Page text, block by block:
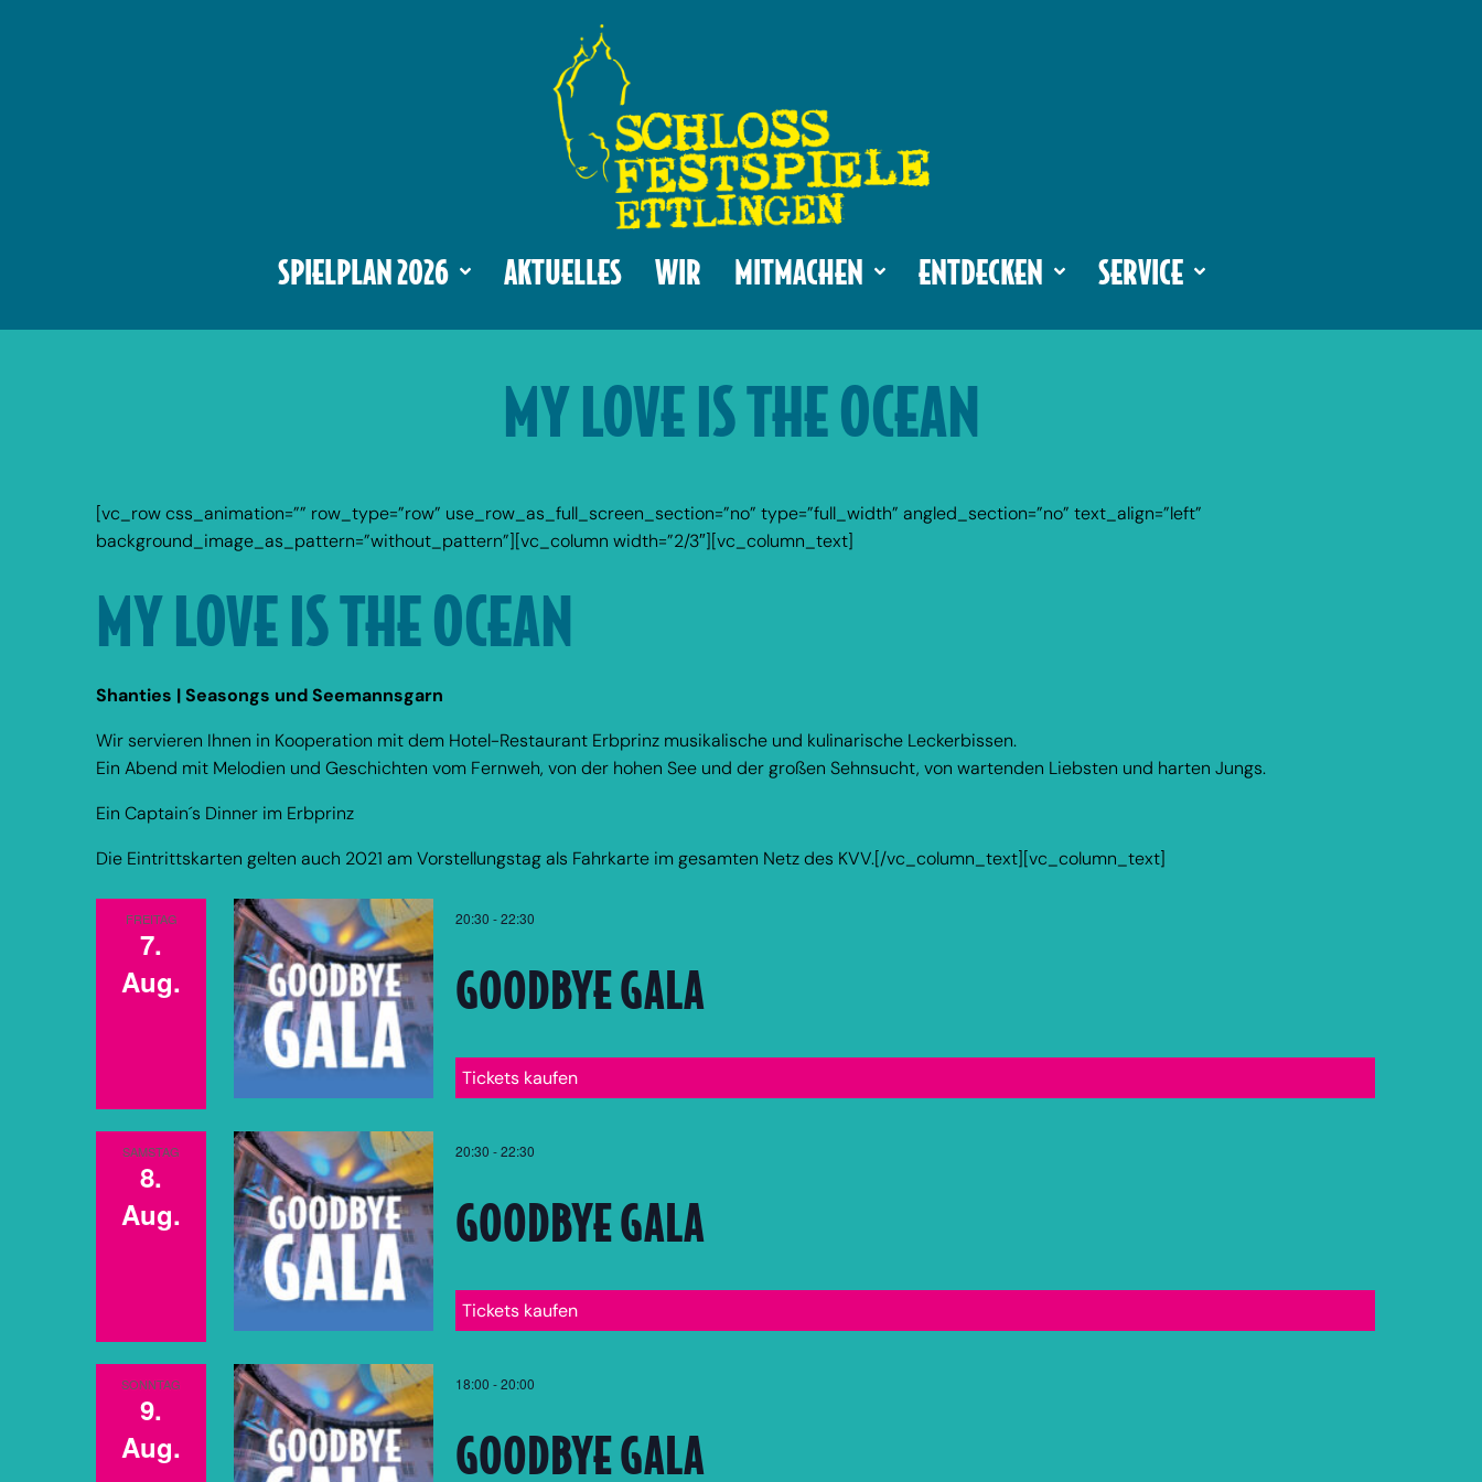
SPIELPLAN 2026 AKTUELLES WIR MITMACHEN ENTDECKEN SERVICE
MY LOVE IS THE OCEAN
[vc_row css_animation=”” row_type=”row” use_row_as_full_screen_section=”no” type=”full_width” angled_section=”no” text_align=”left”
background_image_as_pattern=”without_pattern”][vc_column width=”2/3″][vc_column_text]
MY LOVE IS THE OCEAN
Shanties | Seasongs und Seemannsgarn
Wir servieren Ihnen in Kooperation mit dem Hotel-Restaurant Erbprinz musikalische und kulinarische Leckerbissen.
Ein Abend mit Melodien und Geschichten vom Fernweh, von der hohen See und der großen Sehnsucht, von wartenden Liebsten und harten Jungs.
Ein Captain´s Dinner im Erbprinz
Die Eintrittskarten gelten auch 2021 am Vorstellungstag als Fahrkarte im gesamten Netz des KVV.[/vc_column_text][vc_column_text]
FREITAG
7.
Aug.
20:30 -22:30
GOODBYE GALA
Tickets kaufen
SAMSTAG
8.
Aug.
20:30 -22:30
GOODBYE GALA
Tickets kaufen
SONNTAG
9.
Aug.
18:00 -20:00
GOODBYE GALA